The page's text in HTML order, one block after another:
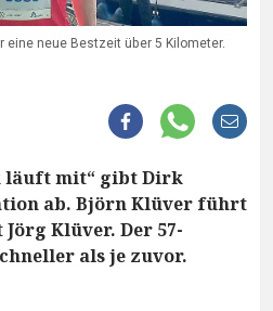
neue Bestzeit über 5 Kilometer.
läuft mit“ gibt Dirk
ab. Björn Klüver führt
Klüver. Der 57-
als je zuvor.